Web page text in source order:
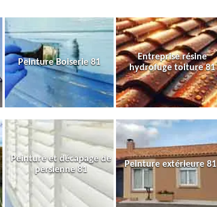
Peinture Boiserie 81
Entreprise résine
hydrofuge toiture 81
Peinture et décapage de
persienne 81
Peinture extérieure 81